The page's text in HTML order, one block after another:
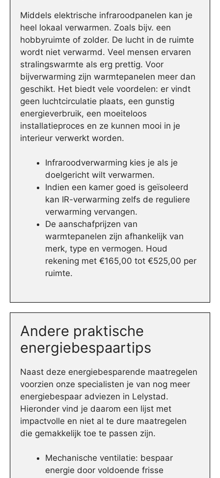
Middels elektrische infraroodpanelen kan je
heel lokaal verwarmen. Zoals bijv. een
hobbyruimte of zolder. De lucht in de ruimte
wordt niet verwarmd. Veel mensen ervaren
stralingswarmte als erg prettig. Voor
bijverwarming zijn warmtepanelen meer dan
geschikt. Het biedt vele voordelen: er vindt
geen luchtcirculatie plaats, een gunstig
energieverbruik, een moeiteloos
installatieproces en ze kunnen mooi in je
interieur verwerkt worden.
Infraroodverwarming kies je als je
doelgericht wilt verwarmen.
Indien een kamer goed is geïsoleerd
kan IR-verwarming zelfs de reguliere
verwarming vervangen.
De aanschafprijzen van
warmtepanelen zijn afhankelijk van
merk, type en vermogen. Houd
rekening met €165,00 tot €525,00 per
ruimte.
Andere praktische
energiebespaartips
Naast deze energiebesparende maatregelen
voorzien onze specialisten je van nog meer
energiebespaar adviezen in Lelystad.
Hieronder vind je daarom een lijst met
impactvolle en niet al te dure maatregelen
die gemakkelijk toe te passen zijn.
Mechanische ventilatie: bespaar
energie door voldoende frisse